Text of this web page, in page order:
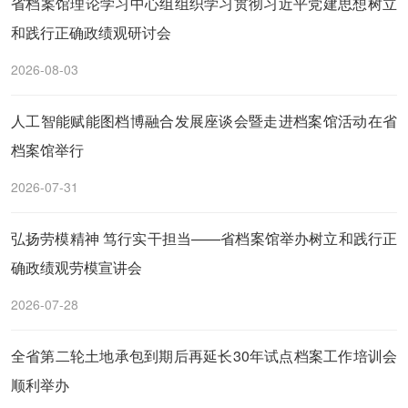
和践行正确政绩观研讨会
2026-08-03
人工智能赋能图档博融合发展座谈会暨走进档案馆活动在省
档案馆举行
2026-07-31
弘扬劳模精神 笃行实干担当——省档案馆举办树立和践行正
确政绩观劳模宣讲会
2026-07-28
全省第二轮土地承包到期后再延长30年试点档案工作培训会
顺利举办